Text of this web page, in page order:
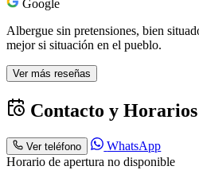
Google
Albergue sin pretensiones, bien
mejor si situación en el pueblo.
Ver más reseñas
Contacto y Horarios
Ver teléfono
WhatsApp
Horario de apertura no disponible